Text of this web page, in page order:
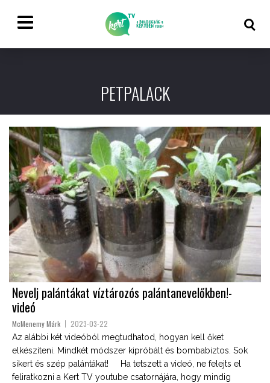
PETPALACK
Nevelj palántákat víztározós palántanevelőkben!-
videó
McMenemy Márk 2023-03-22
Az alábbi két videóból megtudhatod, hogyan kell őket
elkészíteni. Mindkét módszer kipróbált és bombabiztos. Sok
sikert és szép palántákat! Ha tetszett a videó, ne felejts el
feliratkozni a Kert TV youtube csatornájára, hogy mindig